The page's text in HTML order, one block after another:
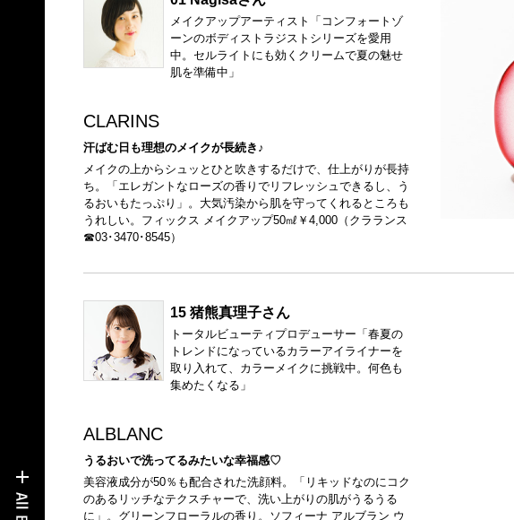
メイクアップアーティスト「コンフォートゾ
ーンのボディストラジストシリーズを愛用
中。セルライトにも効くクリームで夏の魅せ
肌を準備中」
CLARINS
汗ばむ日も理想のメイクが長続き♪
メイクの上からシュッとひと吹きするだけで、仕上がりが長持
ち。「エレガントなローズの香りでリフレッシュできるし、う
るおいもたっぷり」。大気汚染から肌を守ってくれるところも
うれしい。フィックス メイクアップ50㎖￥4,000（クラランス
☎03･3470･8545）
15 猪熊真理子さん
トータルビューティプロデューサー「春夏の
トレンドになっているカラーアイライナーを
取り入れて、カラーメイクに挑戦中。何色も
集めたくなる」
ALBLANC
うるおいで洗ってるみたいな幸福感♡
美容液成分が50％も配合された洗顔料。「リキッドなのにコク
のあるリッチなテクスチャーで、洗い上がりの肌がうるうる
に」。グリーンフローラルの香り。ソフィーナ アルブラン ウ